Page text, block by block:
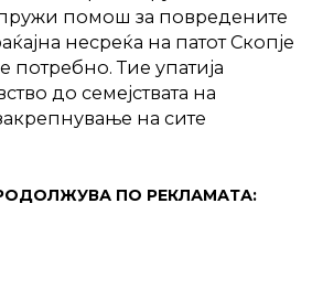
помош за повредените
несреќа на патот Скопје
потребно. Тие упатија
до семејствата на
на сите
ПО РЕКЛАМАТА: